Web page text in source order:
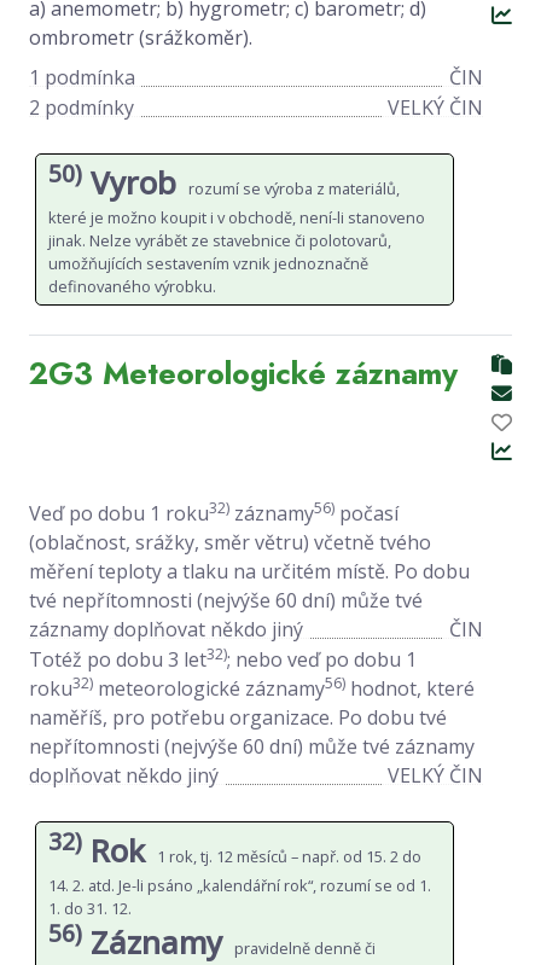
a) anemometr; b) hygrometr; c) barometr; d)
ombrometr (srážkoměr).
1 podmínka
ČIN
2 podmínky
VELKÝ ČIN
50) Vyrob
rozumí se výroba z materiálů,
které je možno koupit i v obchodě, není-li stanoveno
jinak. Nelze vyrábět ze stavebnice či polotovarů,
umožňujících sestavením vznik jednoznačně
definovaného výrobku.
2G3 Meteorologické záznamy
Veď po dobu 1 roku32) záznamy56) počasí
(oblačnost, srážky, směr větru) včetně tvého
měření teploty a tlaku na určitém místě. Po dobu
tvé nepřítomnosti (nejvýše 60 dní) může tvé
záznamy doplňovat někdo jiný
ČIN
Totéž po dobu 3 let32); nebo veď po dobu 1
roku32) meteorologické záznamy56) hodnot, které
naměříš, pro potřebu organizace. Po dobu tvé
nepřítomnosti (nejvýše 60 dní) může tvé záznamy
doplňovat někdo jiný
VELKÝ ČIN
32) Rok
1 rok, tj. 12 měsíců – např. od 15. 2 do
14. 2. atd. Je-li psáno „kalendářní rok“, rozumí se od 1.
1. do 31. 12.
56) Záznamy
pravidelně denně či